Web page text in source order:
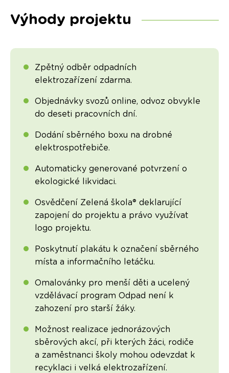
Výhody projektu
Zpětný odběr odpadních
elektrozařízení zdarma.
Objednávky svozů online, odvoz obvykle
do deseti pracovních dní.
Dodání sběrného boxu na drobné
elektrospotřebiče.
Automaticky generované potvrzení o
ekologické likvidaci.
Osvědčení Zelená škola® deklarující
zapojení do projektu a právo využívat
logo projektu.
Poskytnutí plakátu k označení sběrného
místa a informačního letáčku.
Omalovánky pro menší děti a ucelený
vzdělávací program Odpad není k
zahození pro starší žáky.
Možnost realizace jednorázových
sběrových akcí, při kterých žáci, rodiče
a zaměstnanci školy mohou odevzdat k
recyklaci i velká elektrozařízení.